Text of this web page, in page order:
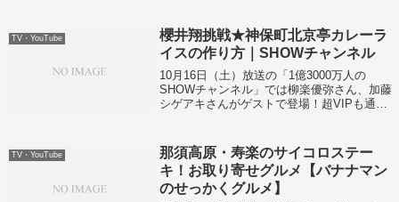
TV・YouTube
櫻井翔挑戦★神保町北京亭カレーラ
イスの作り方｜SHOWチャンネル
10月16日（土）放送の「1億3000万人の
SHOWチャンネル」では柳楽優弥さん、加藤
シゲアキさんがゲストで登場！超VIPも通う
TV・YouTube
那須高原・寿楽のサイコロステー
キ！お取り寄せグルメ【バナナマン
のせっかくグルメ】